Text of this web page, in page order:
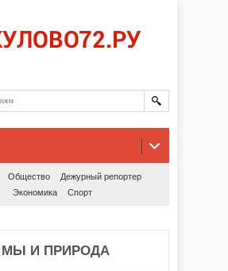
Общество
Дежурный репортер
Экономика
Спорт
МЫ И ПРИРОДА